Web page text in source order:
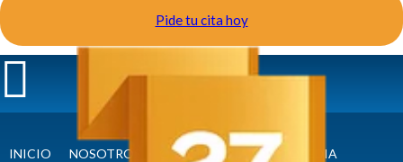
Pide tu cita hoy
INICIO NOSOTROS ORTODONCIA Y ORTOPEDIA